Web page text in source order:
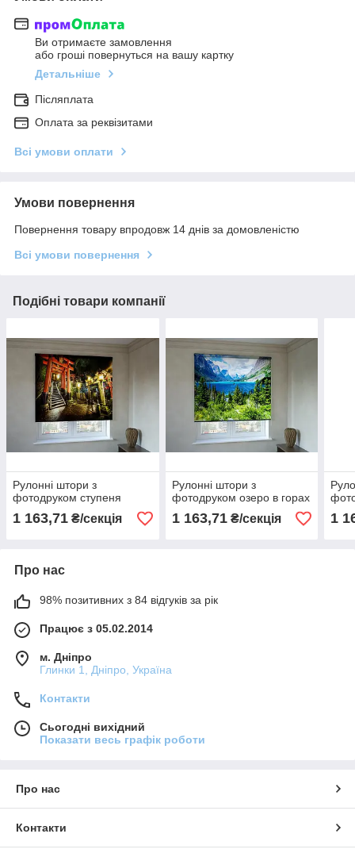
Ви отримаєте замовлення
або гроші повернуться на вашу картку
Детальніше
Післяплата
Оплата за реквізитами
Всі умови оплати
Умови повернення
Повернення товару впродовж 14 днів за домовленістю
Всі умови повернення
Подібні товари компанії
Рулонні штори з
фотодруком ступеня
1 163,71 ₴/секція
Рулонні штори з
фотодруком озеро в горах
1 163,71₴/секція 1
Про нас
98% позитивних з 84 відгуків за рік
Працює з 05.02.2014
м. Дніпро
Глинки 1, Дніпро, Україна
Контакти
Сьогодні вихідний
Показати весь графік роботи
Про нас
Контакти